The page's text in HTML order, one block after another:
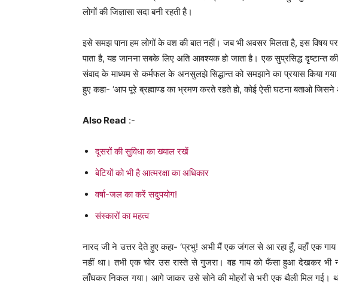
लोगों की जिज्ञासा सदा बनी रहती है।
इसे समझ पाना हम लोगों के वश की बात नहीं। जब भी अवसर मिलता है, इस विषय
पाता है, यह जानना सबके लिए अति आवश्यक हो जाता है। एक सुप्रसिद्ध
संवाद के माध्यम से कर्मफल के अनसुलझे सिद्धान्त को समझाने का प्रयास किया
हुए कहा- ‘आप पूरे ब्रह्माण्ड का भ्रमण करते रहते हो, कोई ऐसी घटना बताओ
Also Read :-
दूसरों की सुविधा का ख्याल रखें
बेटियों को भी है आत्मरक्षा का अधिकार
वर्षा-जल का करें सदुपयोग!
संस्कारों का महत्व
नारद जी ने उत्तर देते हुए कहा- ‘प्रभु! अभी मैं एक जंगल से आ रहा हूँ, वहाँ एक
नहीं था। तभी एक चोर उस रास्ते से गुजरा। वह गाय को फँसा हुआ देखकर
लाँघकर निकल गया। आगे जाकर उसे सोने की मोहरों से भरी एक थैली मिल गई।